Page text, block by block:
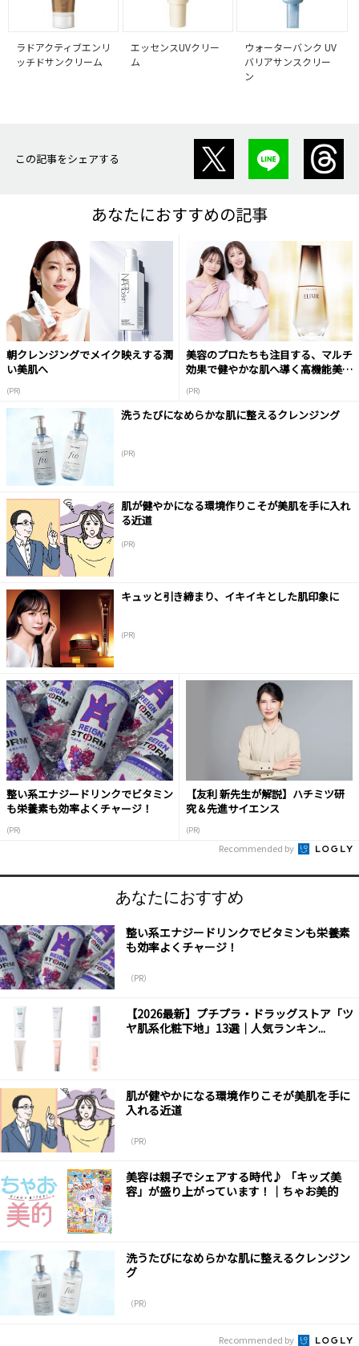
ラドアクティブエンリ
ッチドサンクリーム
エッセンスUVクリー
ム
ウォーターバンク UV
バリアサンスクリー
ン
この記事をシェアする
あなたにおすすめの記事
朝クレンジングでメイク映えする潤
い美肌へ
(PR)
美容のプロたちも注目する、マルチ
効果で健やかな肌へ導く高機能美容
(PR)
洗うたびになめらかな肌に整えるクレンジング
(PR)
肌が健やかになる環境作りこそが美肌を手に入れ
る近道
(PR)
キュッと引き締まり、イキイキとした肌印象に
(PR)
整い系エナジードリンクでビタミン
も栄養素も効率よくチャージ！
(PR)
【友利 新先生が解説】ハチミツ研
究＆先進サイエンス
(PR)
Recommended by
あなたにおすすめ
整い系エナジードリンクでビタミンも栄養素
も効率よくチャージ！
（PR）
【2026最新】プチプラ・ドラッグストア「ツ
ヤ肌系化粧下地」13選｜人気ランキン...
肌が健やかになる環境作りこそが美肌を手に
入れる近道
（PR）
美容は親子でシェアする時代♪ 「キッズ美
容」が盛り上がっています！｜ちゃお美的
洗うたびになめらかな肌に整えるクレンジン
グ
（PR）
Recommended by